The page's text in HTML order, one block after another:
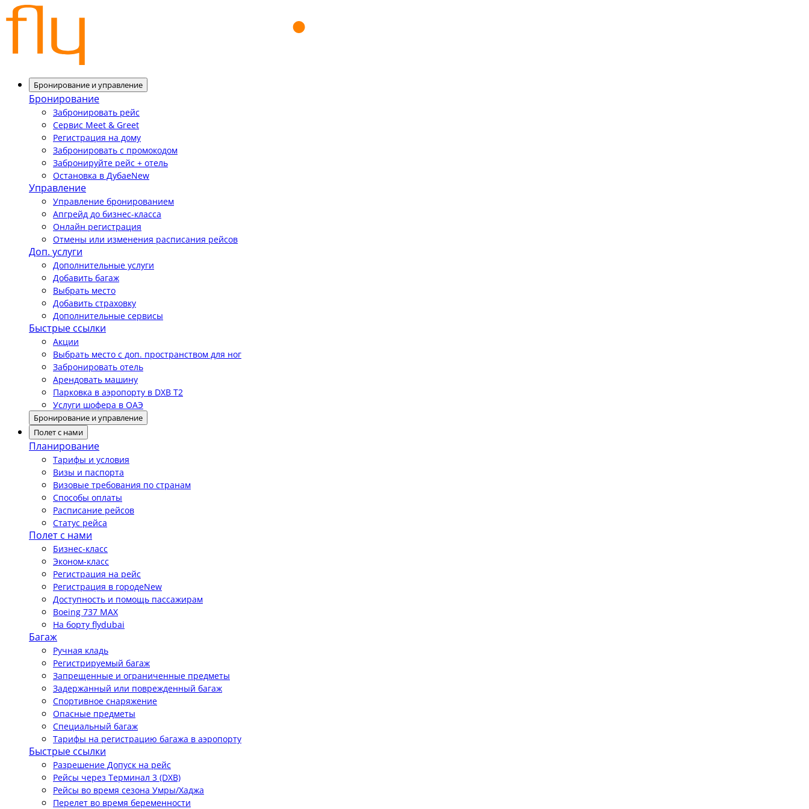
Бронирование и управление
Бронирование
Забронировать рейс
Сервис Meet & Greet
Регистрация на дому
Забронировать с промокодом
Забронируйте рейс + отель
Остановка в ДубаеNew
Управление
Управление бронированием
Апгрейд до бизнес-класса
Онлайн регистрация
Отмены или изменения расписания рейсов
Доп. услуги
Дополнительные услуги
Добавить багаж
Выбрать место
Добавить страховку
Дополнительные сервисы
Быстрые ссылки
Акции
Выбрать место с доп. пространством для ног
Забронировать отель
Арендовать машину
Парковка в аэропорту в DXB T2
Услуги шофера в ОАЭ
Бронирование и управление
Полет с нами
Планирование
Тарифы и условия
Визы и паспорта
Визовые требования по странам
Способы оплаты
Расписание рейсов
Статус рейса
Полет с нами
Бизнес-класс
Эконом-класс
Регистрация на рейс
Регистрация в городеNew
Доступность и помощь пассажирам
Boeing 737 MAX
На борту flydubai
Багаж
Ручная кладь
Регистрируемый багаж
Запрещенные и ограниченные предметы
Задержанный или поврежденный багаж
Спортивное снаряжение
Опасные предметы
Специальный багаж
Тарифы на регистрацию багажа в аэропорту
Быстрые ссылки
Разрешение Допуск на рейс
Рейсы через Терминал 3 (DXB)
Рейсы во время сезона Умры/Хаджа
Перелет во время беременности